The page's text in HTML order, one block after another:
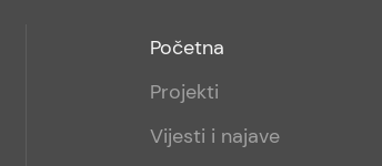
Footer
menu
Početna
Projekti
Vijesti i najave